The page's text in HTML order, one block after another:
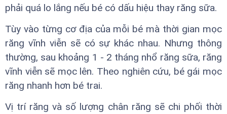
phải quá lo lắng nếu bé có dấu hiệu thay răng sữa.
Tùy vào từng cơ địa của mỗi bé mà thời gian mọc
răng vĩnh viễn sẽ có sự khác nhau. Nhưng thông
thường, sau khoảng 1 - 2 tháng nhổ răng sữa, răng
vĩnh viễn sẽ mọc lên. Theo nghiên cứu, bé gái mọc
răng nhanh hơn bé trai.
Vị trí răng và số lượng chân răng sẽ chi phối thời